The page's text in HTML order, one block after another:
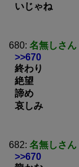
いじゃね
680: 名無しさん
>>670
終わり
絶望
諦め
哀しみ
682: 名無しさん
>>670